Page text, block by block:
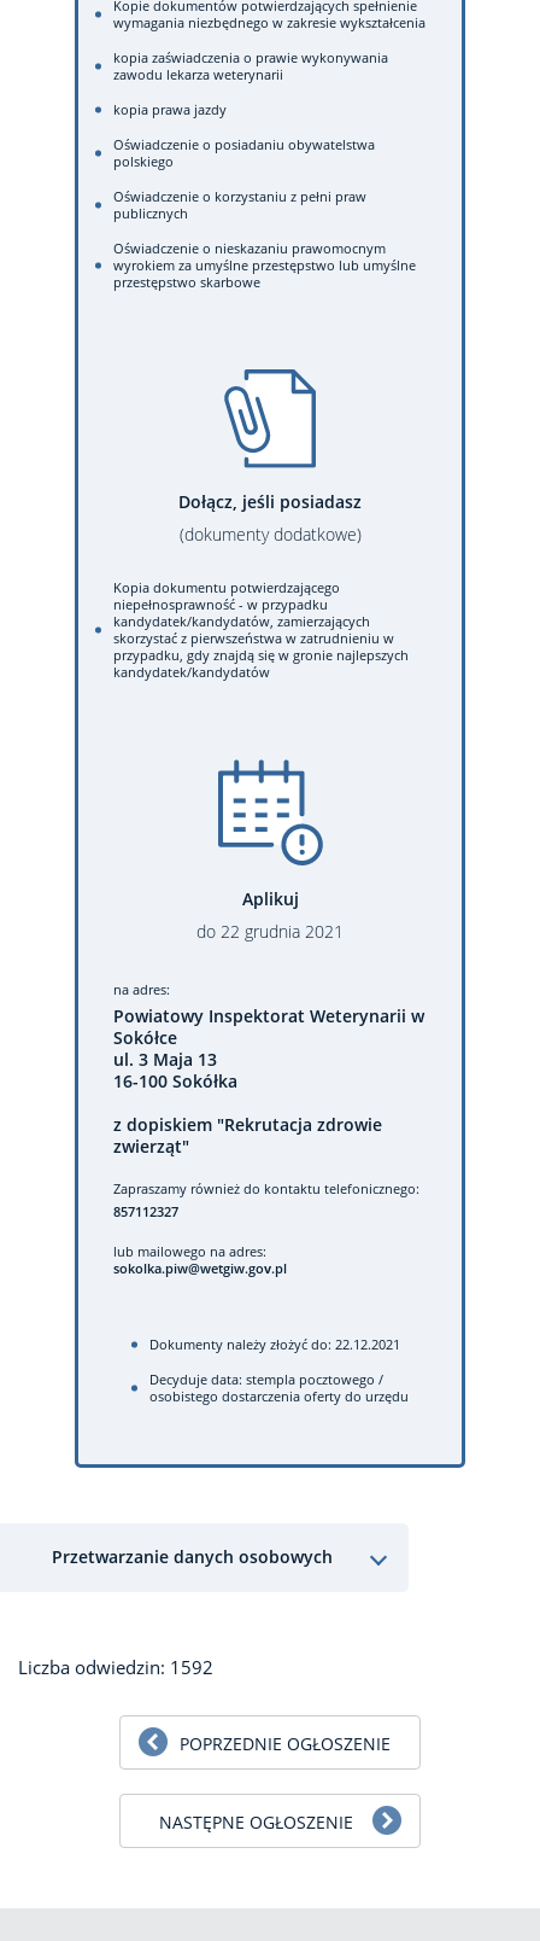
Kopie dokumentów potwierdzających spełnienie
wymagania niezbędnego w zakresie wykształcenia
kopia zaświadczenia o prawie wykonywania
zawodu lekarza weterynarii
kopia prawa jazdy
Oświadczenie o posiadaniu obywatelstwa
polskiego
Oświadczenie o korzystaniu z pełni praw
publicznych
Oświadczenie o nieskazaniu prawomocnym
wyrokiem za umyślne przestępstwo lub umyślne
przestępstwo skarbowe
Dołącz, jeśli posiadasz
(dokumenty dodatkowe)
Kopia dokumentu potwierdzającego
niepełnosprawność - w przypadku
kandydatek/kandydatów, zamierzających
skorzystać z pierwszeństwa w zatrudnieniu w
przypadku, gdy znajdą się w gronie najlepszych
kandydatek/kandydatów
Aplikuj
do 22 grudnia 2021
na adres:
Powiatowy Inspektorat Weterynarii w
Sokółce
ul. 3 Maja 13
16-100 Sokółka
z dopiskiem "Rekrutacja zdrowie
zwierząt"
Zapraszamy również do kontaktu telefonicznego:
857112327
lub mailowego na adres:
sokolka.piw@wetgiw.gov.pl
Dokumenty należy złożyć do: 22.12.2021
Decyduje data: stempla pocztowego /
osobistego dostarczenia oferty do urzędu
Przetwarzanie danych osobowych
Liczba odwiedzin: 1592
POPRZEDNIE OGŁOSZENIE
NASTĘPNE OGŁOSZENIE